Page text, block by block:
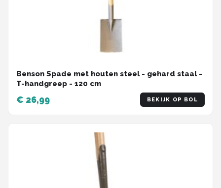
Benson Spade met houten steel - gehard staal -
T-handgreep - 120 cm
€ 26,99 BEKIJK OP BOL